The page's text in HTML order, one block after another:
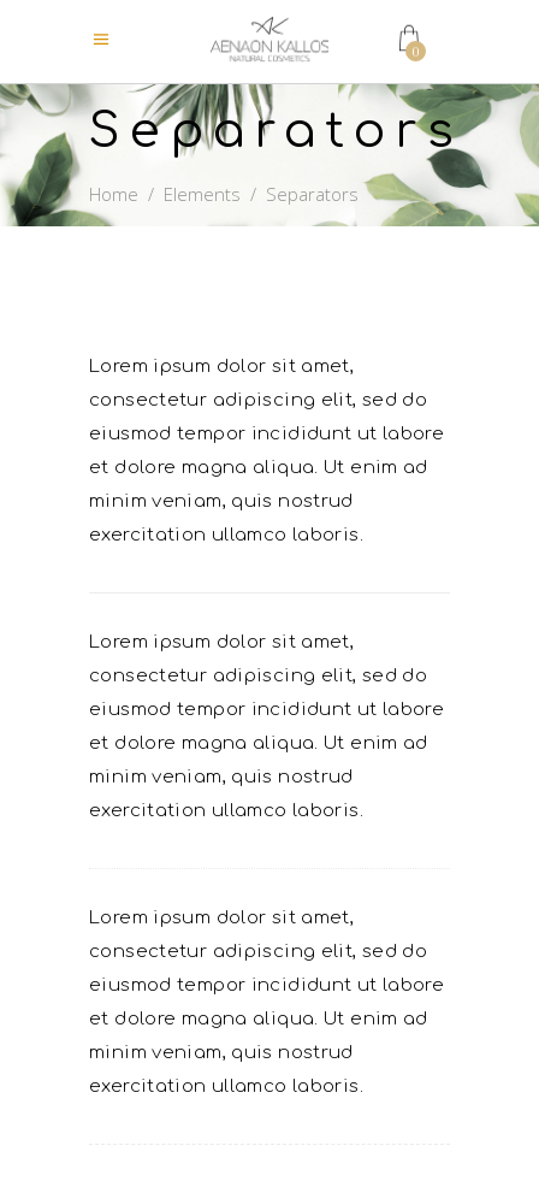
0
Separators
Home / Elements / Separators
Lorem ipsum dolor sit amet,
consectetur adipiscing elit, sed do
eiusmod tempor incididunt ut labore
et dolore magna aliqua. Ut enim ad
minim veniam, quis nostrud
exercitation ullamco laboris.
Lorem ipsum dolor sit amet,
consectetur adipiscing elit, sed do
eiusmod tempor incididunt ut labore
et dolore magna aliqua. Ut enim ad
minim veniam, quis nostrud
exercitation ullamco laboris.
Lorem ipsum dolor sit amet,
consectetur adipiscing elit, sed do
eiusmod tempor incididunt ut labore
et dolore magna aliqua. Ut enim ad
minim veniam, quis nostrud
exercitation ullamco laboris.